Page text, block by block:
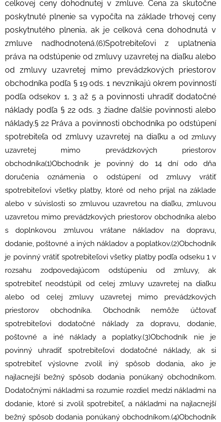
a od zmluvy
uzavretej mimo prevádzkových priestorov
obchodníka(1)Obchodník je povinný do 14 dní odo dňa
doručenia oznámenia o odstúpení od zmluvy vrátiť
spotrebiteľovi všetky platby, ktoré od neho prijal na základe
alebo v súvislosti so zmluvou uzavretou na diaľku, zmluvou
uzavretou mimo prevádzkových priestorov obchodníka alebo
s doplnkovou zmluvou vrátane nákladov na dopravu,
dodanie, poštovné a iných nákladov a poplatkov.(2)Obchodník
je povinný vrátiť spotrebiteľovi všetky platby podľa odseku 1 v
rozsahu zodpovedajúcom odstúpeniu od zmluvy, ak
spotrebiteľ neodstúpil od celej zmluvy uzavretej na diaľku
alebo od celej zmluvy uzavretej mimo prevádzkových
priestorov obchodníka. Obchodník nemôže účtovať
spotrebiteľovi dodatočné náklady za dopravu, dodanie,
poštovné a iné náklady a poplatky.(3)Obchodník nie je
povinný uhradiť spotrebiteľovi dodatočné náklady, ak si
spotrebiteľ výslovne zvolil iný spôsob dodania, ako je
najlacnejší bežný spôsob dodania ponúkaný obchodníkom.
Dodatočnými nákladmi sa rozumie rozdiel medzi nákladmi na
dodanie, ktoré si zvolil spotrebiteľ, a nákladmi na najlacnejší
bežný spôsob dodania ponúkaný obchodníkom.(4)Obchodník